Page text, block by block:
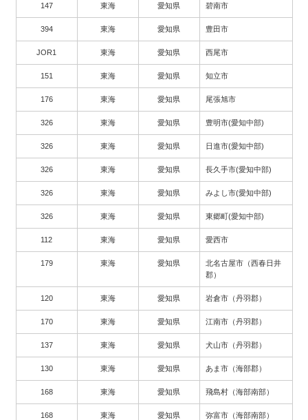
147 東海 愛知県 碧南市
394 東海 愛知県 豊田市
JOR1 東海 愛知県 西尾市
151 東海 愛知県 知立市
176 東海 愛知県 尾張旭市
326 東海 愛知県 豊明市(愛知中部)
326 東海 愛知県 日進市(愛知中部)
326 東海 愛知県 長久手市(愛知中部)
326 東海 愛知県 みよし市(愛知中部)
326 東海 愛知県 東郷町(愛知中部)
112 東海 愛知県 愛西市
179 東海 愛知県
北名古屋市（西春日井
郡）
120 東海 愛知県 岩倉市（丹羽郡）
170 東海 愛知県 江南市（丹羽郡）
137 東海 愛知県 犬山市（丹羽郡）
130 東海 愛知県 あま市（海部郡）
168 東海 愛知県 飛島村（海部南部）
168 東海 愛知県 弥富市（海部南部）